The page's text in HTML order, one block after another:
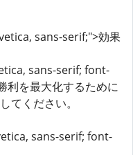
sans-serif;">効果
sans-serif; font-
利を最大化するために
てください。
sans-serif; font-